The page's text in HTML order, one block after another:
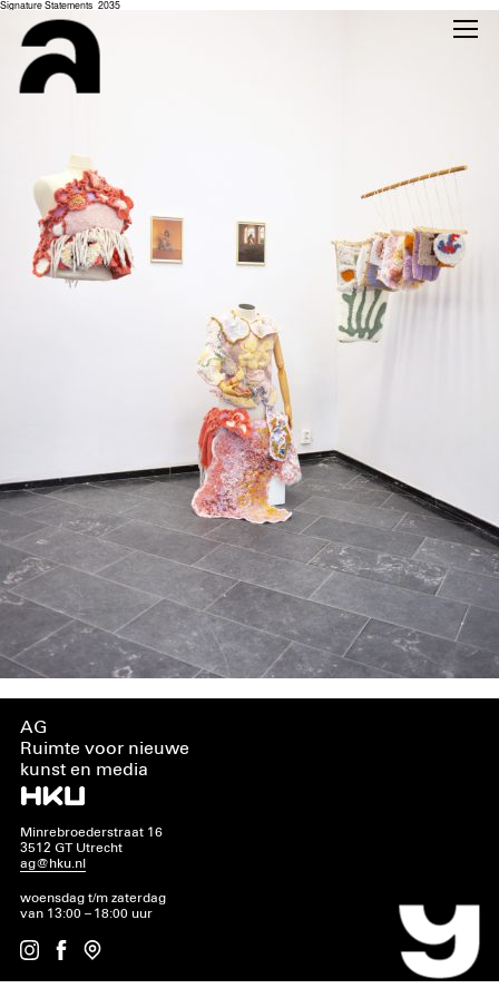
Signature Statements_2035
AG
Ruimte voor nieuwe
kunst en media
Minrebroederstraat 16
3512 GT Utrecht
ag@hku.nl
woensdag t/m zaterdag
van 13:00 – 18:00 uur